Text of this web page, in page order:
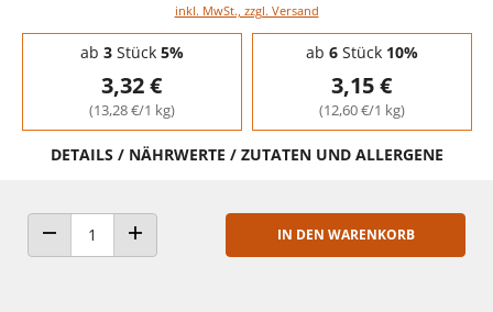
inkl. MwSt., zzgl. Versand
Staffelpreise - Mengenrabatt
ab 3Stück 5%
3,32 €
(13,28 €/1 kg)
ab 6Stück 10%
3,15 €
(12,60 €/1 kg)
DETAILS / NÄHRWERTE / ZUTATEN UND ALLERGENE
ANZAHL VERRINGERNANZAHL ERHÖHEN
IN DEN WARENKORB